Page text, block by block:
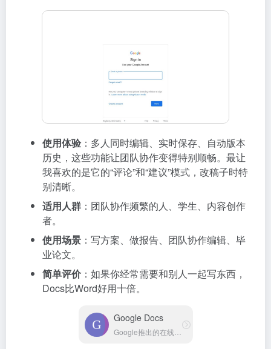
使用体验 ：多人同时编辑、实时保存、自动版本
历史，这些功能让团队协作变得特别顺畅。最让
我喜欢的是它的“评论”和“建议”模式，改稿子时特
别清晰。
适用人群 ：团队协作频繁的人、学生、内容创作
者。
使用场景 ：写方案、做报告、团队协作编辑、毕
业论文。
简单评价：如果你经常需要和别人一起写东西，
Docs比Word好用十倍。
Google Docs